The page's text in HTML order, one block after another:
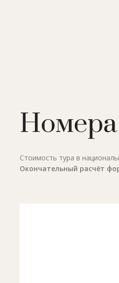
Стоимость тура в
Окончательный расчёт